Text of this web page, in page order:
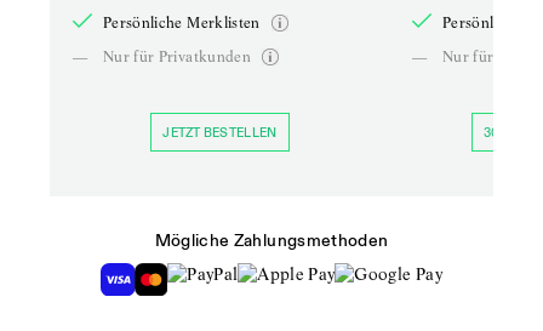
Persönliche Merklisten
—
Nur für Privatkunden
JETZT BESTELLEN
Persönliche
—
Nur für
30 TAGE
Mögliche Zahlungsmethoden